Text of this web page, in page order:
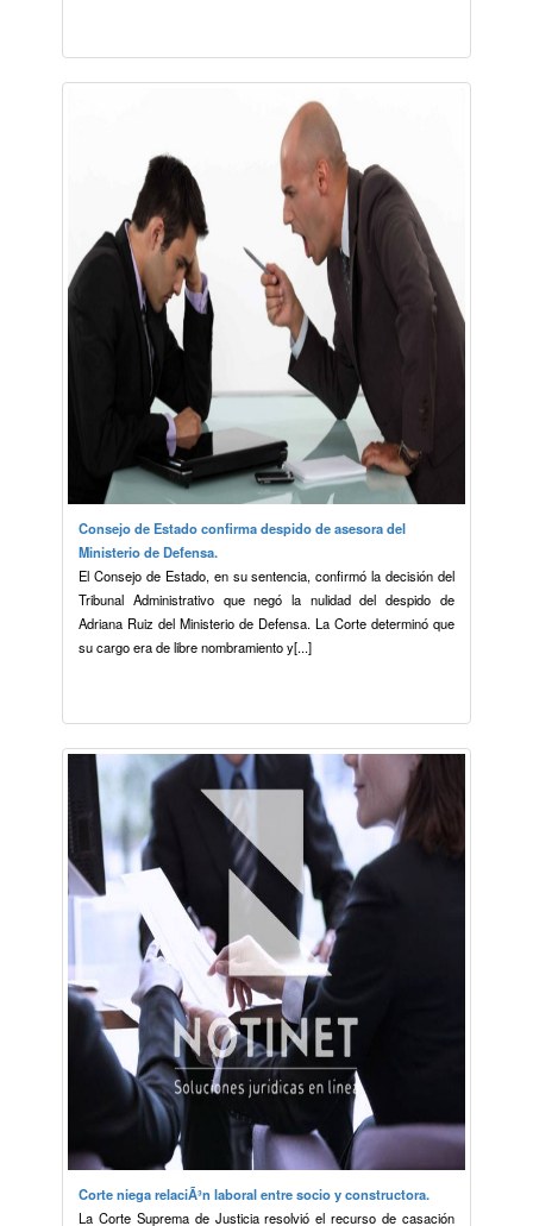
Consejo de Estado confirma despido de asesora del
Ministerio de Defensa.
El Consejo de Estado, en su sentencia, confirmó la decisión del
Tribunal Administrativo que negó la nulidad del despido de
Adriana Ruiz del Ministerio de Defensa. La Corte determinó que
su cargo era de libre nombramiento y[...]
Corte niega relaciÃ³n laboral entre socio y constructora.
La Corte Suprema de Justicia resolvió el recurso de casación